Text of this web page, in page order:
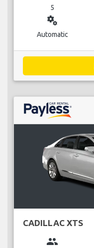
5
miscellaneous_services
Automatic
CADILLAC XTS
group